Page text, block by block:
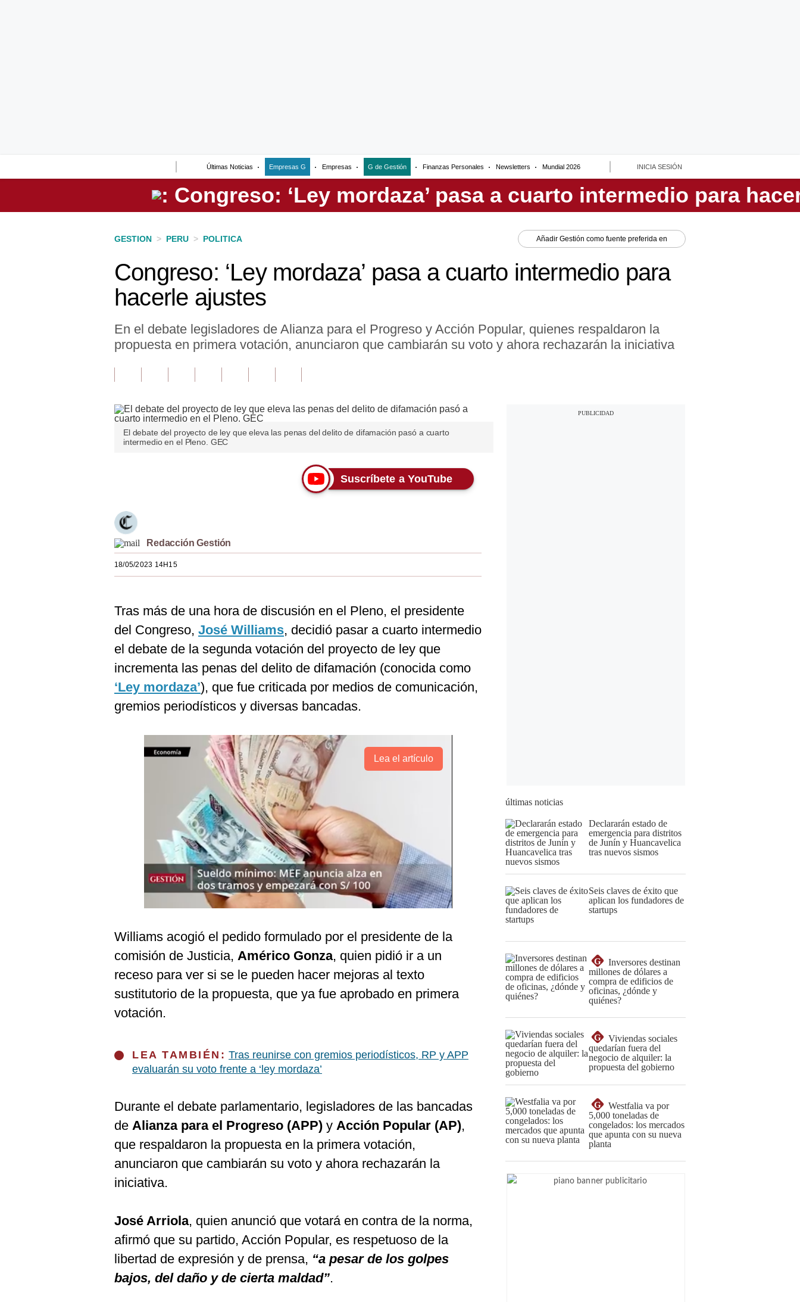
Últimas Noticias Empresas G Empresas G de Gestión Finanzas Personales Newsletters Mundial 2026 INICIA SESIÓN
Perú
GESTION > PERU > POLITICA Añadir Gestión como fuente preferida en
Congreso: ‘Ley mordaza’ pasa a cuarto intermedio para
hacerle ajustes
En el debate legisladores de Alianza para el Progreso y Acción Popular, quienes respaldaron la
propuesta en primera votación, anunciaron que cambiarán su voto y ahora rechazarán la iniciativa
El debate del proyecto de ley que eleva las penas del delito de difamación pasó a cuarto
intermedio en el Pleno. GEC
Suscríbete a YouTube
Redacción Gestión
18/05/2023 14H15
Tras más de una hora de discusión en el Pleno, el presidente
del Congreso, José Williams, decidió pasar a cuarto intermedio
el debate de la segunda votación del proyecto de ley que
incrementa las penas del delito de difamación (conocida como
‘Ley mordaza’), que fue criticada por medios de comunicación,
gremios periodísticos y diversas bancadas.
Lea el artículo
Williams acogió el pedido formulado por el presidente de la
comisión de Justicia, Américo Gonza, quien pidió ir a un
receso para ver si se le pueden hacer mejoras al texto
sustitutorio de la propuesta, que ya fue aprobado en primera
votación.
LEA TAMBIÉN: Tras reunirse con gremios periodísticos, RP y APP
evaluarán su voto frente a ‘ley mordaza’
Durante el debate parlamentario, legisladores de las bancadas
de Alianza para el Progreso (APP) y Acción Popular (AP),
que respaldaron la propuesta en la primera votación,
anunciaron que cambiarán su voto y ahora rechazarán la
iniciativa.
José Arriola, quien anunció que votará en contra de la norma,
afirmó que su partido, Acción Popular, es respetuoso de la
libertad de expresión y de prensa, “a pesar de los golpes
bajos, del daño y de cierta maldad”.
últimas noticias
Declararán estado de
emergencia para distritos
de Junín y Huancavelica
tras nuevos sismos
Seis claves de éxito que
aplican los fundadores de
startups
G
Inversores destinan
millones de dólares a
compra de edificios de
oficinas, ¿dónde y
quiénes?
G
Viviendas sociales
quedarían fuera del
negocio de alquiler: la
propuesta del gobierno
G
Westfalia va por
5,000 toneladas de
congelados: los mercados
que apunta con su nueva
planta